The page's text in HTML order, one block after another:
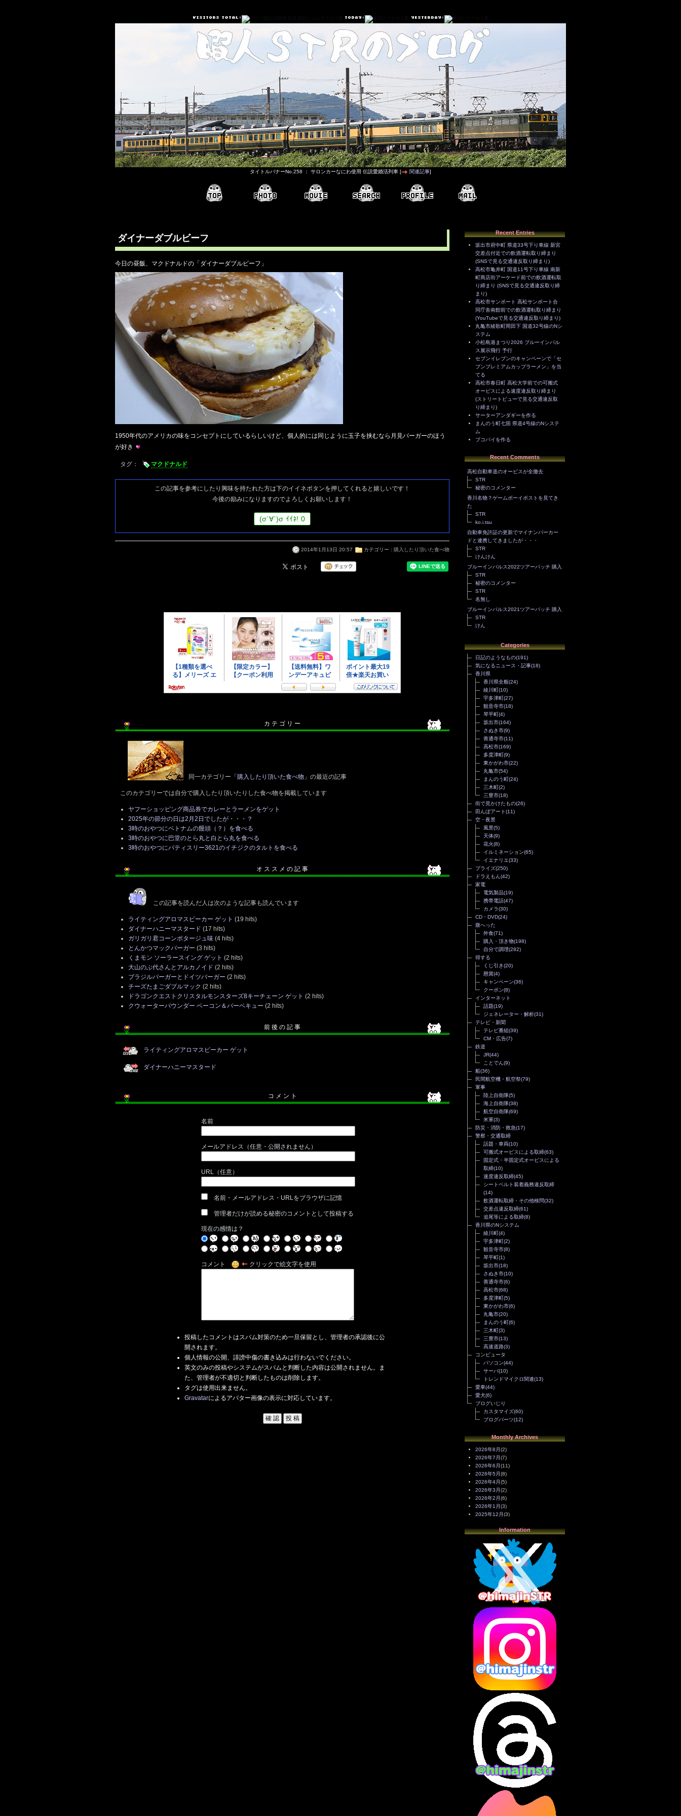
タイトルバナーNo.258 ： サロンカーなにわ使用 伝説愛婚活列車 [ 関連記事]
ダイナーダブルビーフ
今日の昼飯、マクドナルドの「ダイナーダブルビーフ」
1950年代のアメリカの味をコンセプトにしているらしいけど、個人的には同じように玉子を挟むなら月見バーガーのほう
が好き
タグ： マクドナルド
この記事を参考にしたり興味を持たれた方は下のイイネボタンを押してくれると嬉しいです！
今後の励みになりますのでよろしくお願いします！
(σ´∀`)σ ｲｲﾈ! 0
2014年1月13日 20:57 カテゴリー : 購入したり頂いた食べ物
カ テ ゴ リ ー
同一カテゴリー「 購入したり頂いた食べ物 」の最近の記事
このカテゴリーでは自分で購入したり頂いたりした食べ物を掲載しています
ヤフーショッピング商品券でカレーとラーメンをゲット
2025年の節分の日は2月2日でしたが・・・？
3時のおやつにベトナムの饅頭（？）を食べる
3時のおやつに巴堂のとら丸と白とら丸を食べる
3時のおやつにパティスリー3621のイチジクのタルトを食べる
オ ス ス メ の 記 事
この記事を読んだ人は次のような記事も読んでいます
ライティングアロマスピーカー ゲット (19 hits)
ダイナーハニーマスタード (17 hits)
ガリガリ君コーンポタージュ味 (4 hits)
とんかつマックバーガー (3 hits)
くまモン ソーラースイング ゲット (2 hits)
大山のぶ代さんとアルカノイド (2 hits)
ブラジルバーガーとドイツバーガー (2 hits)
チーズたまごダブルマック (2 hits)
ドラゴンクエストクリスタルモンスターズ8キーチェーン ゲット (2 hits)
クウォーターパウンダー ベーコン＆バーベキュー (2 hits)
前 後 の 記 事
ライティングアロマスピーカー ゲット
ダイナーハニーマスタード
コ メ ン ト
名前
メールアドレス（任意・公開されません）
URL（任意）
名前・メールアドレス・URLをブラウザに記憶
管理者だけが読める秘密のコメントとして投稿する
現在の感情は？
コメント クリックで絵文字を使用
投稿したコメントはスパム対策のため一旦保留とし、管理者の承認後に公
開されます。
個人情報の公開、誹謗中傷の書き込みは行わないでください。
英文のみの投稿やシステムがスパムと判断した内容は公開されません。ま
た、管理者が不適切と判断したものは削除します。
タグは使用出来ません。
Gravatarによるアバター画像の表示に対応しています。
Recent Entries
坂出市府中町 県道33号下り車線 新宮
交差点付近での飲酒運転取り締まり
(SNSで見る交通違反取り締まり)
高松市亀井町 国道11号下り車線 南新
町商店街アーケード前での飲酒運転取
り締まり (SNSで見る交通違反取り締
まり)
高松市サンポート 高松サンポート合
同庁舎南館前での飲酒運転取り締まり
(YouTubeで見る交通違反取り締まり)
丸亀市綾歌町岡田下 国道32号線のNシ
ステム
小松島港まつり2026 ブルーインパル
ス展示飛行 予行
セブンイレブンのキャンペーンで「セ
ブンプレミアムカップラーメン」を当
てる
高松市春日町 高松大学前での可搬式
オービスによる速度違反取り締まり
(ストリートビューで見る交通違反取
り締まり)
サーターアンダギーを作る
まんのう町七箇 県道4号線のNシステ
ム
ブコパイを作る
Recent Comments
高松自動車道のオービスが全撤去
STR
秘密のコメンター
香川名物？ゲームボーイポストを見てき
た
STR
ko.i.tsu
自動車免許証の更新でマイナンバーカー
ドと連携してきましたが・・・
STR
けんけん
ブルーインパルス2022ツアーパッチ 購入
STR
秘密のコメンター
STR
名無し
ブルーインパルス2021ツアーパッチ 購入
STR
けん
Categories
日記のようなもの(191)
気になるニュース・記事(18)
香川県
香川県全般(24)
綾川町(10)
宇多津町(27)
観音寺市(18)
琴平町(4)
坂出市(164)
さぬき市(9)
善通寺市(11)
高松市(169)
多度津町(9)
東かがわ市(22)
丸亀市(54)
まんのう町(24)
三木町(2)
三豊市(18)
街で見かけたもの(26)
田んぼアート(11)
空・夜景
風景(5)
天体(9)
花火(8)
イルミネーション(65)
イエナリエ(33)
プライズ(250)
ドラえもん(42)
家電
電気製品(19)
携帯電話(47)
カメラ(30)
CD・DVD(24)
腹へった
外食(71)
購入・頂き物(198)
自分で調理(282)
得する
くじ引き(20)
懸賞(4)
キャンペーン(36)
クーポン(8)
インターネット
話題(19)
ジェネレーター・解析(31)
テレビ・新聞
テレビ番組(39)
CM・広告(7)
鉄道
JR(44)
ことでん(9)
船(36)
民間航空機・航空祭(79)
軍事
陸上自衛隊(5)
海上自衛隊(38)
航空自衛隊(69)
米軍(3)
防災・消防・救急(17)
警察・交通取締
話題・車両(10)
可搬式オービスによる取締(63)
固定式・半固定式オービスによる
取締(10)
速度違反取締(45)
シートベルト装着義務違反取締
(14)
飲酒運転取締・その他検問(32)
交差点違反取締(61)
追尾等による取締(8)
香川県のNシステム
綾川町(4)
宇多津町(2)
観音寺市(8)
琴平町(1)
坂出市(18)
さぬき市(10)
善通寺市(6)
高松市(68)
多度津町(5)
東かがわ市(6)
丸亀市(20)
まんのう町(6)
三木町(3)
三豊市(13)
高速道路(3)
コンピュータ
パソコン(44)
サーバ(10)
トレンドマイクロ関連(13)
愛車(44)
愛犬(6)
ブログいじり
カスタマイズ(60)
ブログパーツ(12)
Monthly Archives
2026年8月(2)
2026年7月(7)
2026年6月(11)
2026年5月(8)
2026年4月(5)
2026年3月(2)
2026年2月(6)
2026年1月(3)
2025年12月(3)
2025年10月(3)
2025年8月 (3)
2025年7月(2)
2025年6月(1)
2025年5月
(7)
2025年4月(2)
2025年3月 (8)
2025年2月(10)
2025年1月
2024年12月
2024年11月(13)
2024年10月
2024年9月 (14)
2024年8月 (13)
2024年7月
(7)
2024年6月(10)
2024年5月(12)
2024年4月(15)
2024年3月
2024年1月
2023年12月
2023年11月 (4)
2023年10月
(3)
2023年9月
2023年8月(12)
2023年7月
(14)
2023年6月
2023年5月
(5)
2023年4月(6)
2023年3月
(3)
2023年1月
2022年12月
2022年11月
Information